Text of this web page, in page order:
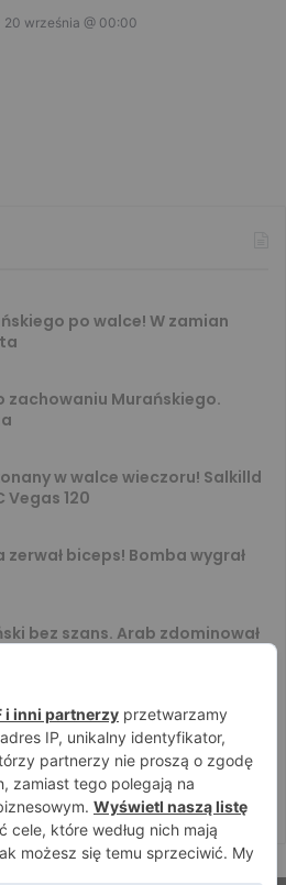
20 września @ 00:00
po walce! W zamian
zachowaniu Murańskiego.
w walce wieczoru! Salkilld
Vegas 120
zerwał biceps! Bomba wygrał
bez szans. Arab zdominował
rozbity przez 6. rywali. Gypsy
i wygrał. Wampirek przegrał w